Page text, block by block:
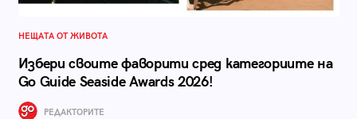
НЕЩАТА ОТ ЖИВОТА
Избери своите фаворити сред категориите на
Go Guide Seaside Awards 2026!
РЕДАКТОРИТЕ